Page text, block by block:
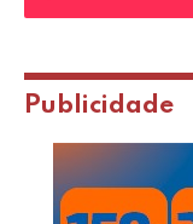
Publicidade